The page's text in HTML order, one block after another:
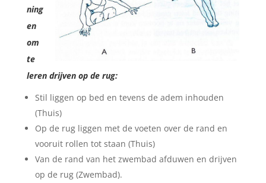
ning
en
om
te
leren drijven op de rug:
Stil liggen op bed en tevens de adem inhouden
(Thuis)
Op de rug liggen met de voeten over de rand en
vooruit rollen tot staan (Thuis)
Van de rand van het zwembad afduwen en drijven
op de rug (Zwembad).